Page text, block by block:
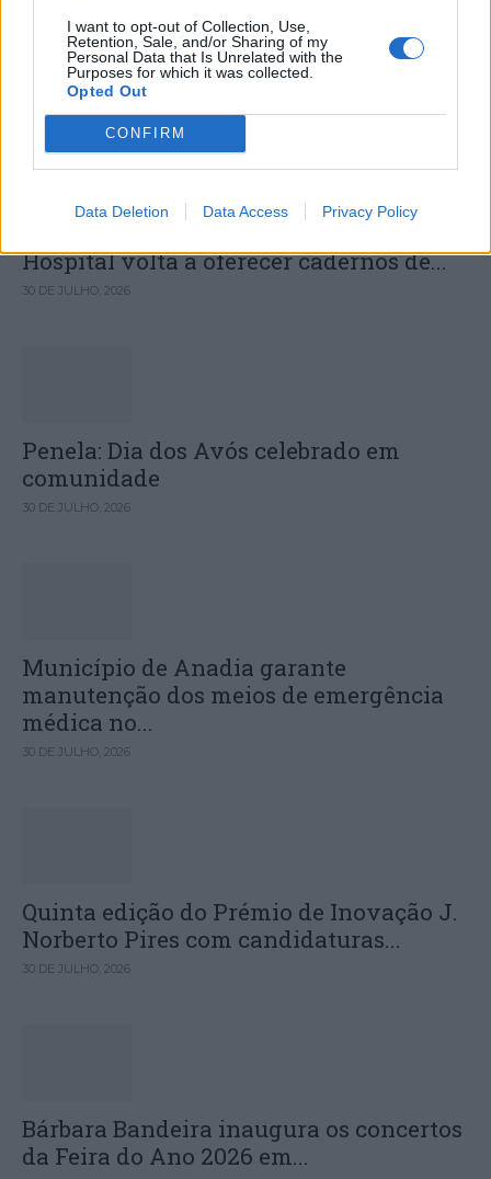
I want to opt-out of Collection, Use,
Retention, Sale, and/or Sharing of my
Personal Data that Is Unrelated with the
Purposes for which it was collected.
Opted Out
CONFIRM
Data Deletion Data Access Privacy Policy
Município de Góis entrega Kits
Comunitários às famílias no âmbito do...
30 DE JULHO, 2026
Hospital volta a oferecer cadernos de...
30 DE JULHO, 2026
Penela: Dia dos Avós celebrado em
comunidade
30 DE JULHO, 2026
Município de Anadia garante
manutenção dos meios de emergência
médica no...
30 DE JULHO, 2026
Quinta edição do Prémio de Inovação J.
Norberto Pires com candidaturas...
30 DE JULHO, 2026
Bárbara Bandeira inaugura os concertos
da Feira do Ano 2026 em...